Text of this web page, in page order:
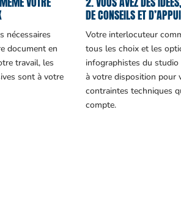
nécessaires
document en
travail, les
sont à votre
DE CONSEILS ET
Votre interlocuteur
tous les choix et les
infographistes du
à votre disposition pour
contraintes techniques
compte.